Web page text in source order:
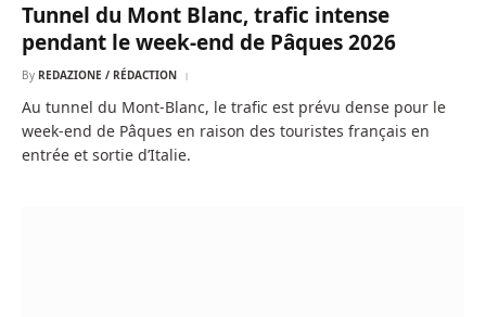
Tunnel du Mont Blanc, trafic intense
pendant le week-end de Pâques 2026
By REDAZIONE / RÉDACTION
Au tunnel du Mont-Blanc, le trafic est prévu dense pour le
week-end de Pâques en raison des touristes français en
entrée et sortie d’Italie.